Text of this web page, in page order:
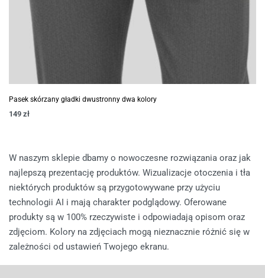
Pasek skórzany gładki dwustronny dwa kolory
149 zł
W naszym sklepie dbamy o nowoczesne rozwiązania oraz jak
najlepszą prezentację produktów. Wizualizacje otoczenia i tła
niektórych produktów są przygotowywane przy użyciu
technologii AI i mają charakter podglądowy. Oferowane
produkty są w 100% rzeczywiste i odpowiadają opisom oraz
zdjęciom. Kolory na zdjęciach mogą nieznacznie różnić się w
zależności od ustawień Twojego ekranu.